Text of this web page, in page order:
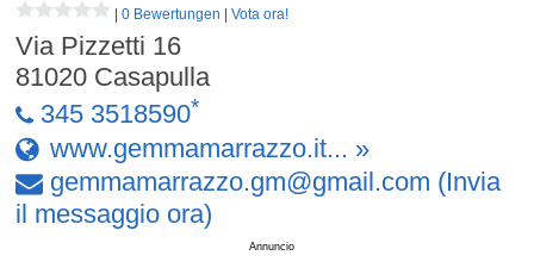
|0 Bewertungen |Vota ora!
Via Pizzetti 16
81020 Casapulla
345 3518590*
www.gemmamarrazzo.it... »
gemmamarrazzo.gm@gmail .com (Invia
il messaggio ora)
Annuncio